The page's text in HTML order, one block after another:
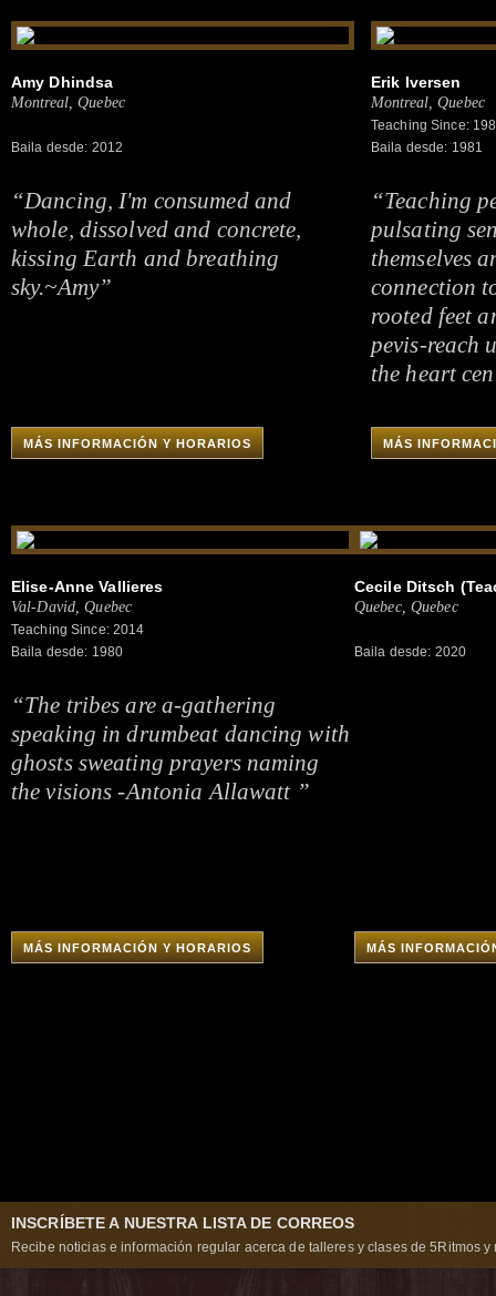
Amy Dhindsa
Montreal, Quebec
Baila desde: 2012
“Dancing, I'm consumed and
whole, dissolved and concrete,
kissing Earth and breathing
sky.~Amy”
MÁS INFORMACIÓN Y HORARIOS
Erik Iversen
Montreal, Quebec
Teaching Since:
Baila desde: 1981
“Teaching
pulsating
themselves
connection
rooted feet
pevis-reach
the heart
MÁS
Elise-Anne Vallieres
Val-David, Quebec
Teaching Since: 2014
Baila desde: 1980
“The tribes are a-gathering
speaking in drumbeat dancing with
ghosts sweating prayers naming
the visions -Antonia Allawatt ”
MÁS INFORMACIÓN Y HORARIOS
Cecile Ditsch
Quebec, Quebec
Baila desde: 2020
MÁS
INSCRÍBETE A NUESTRA LISTA DE CORREOS
Recibe noticias e información regular acerca de talleres y clases de 5Ritmos y